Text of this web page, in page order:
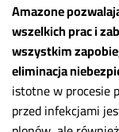
Amazone
wszelkich prac i
wszystkim
eliminacja
istotne w procesie
przed infekcjami